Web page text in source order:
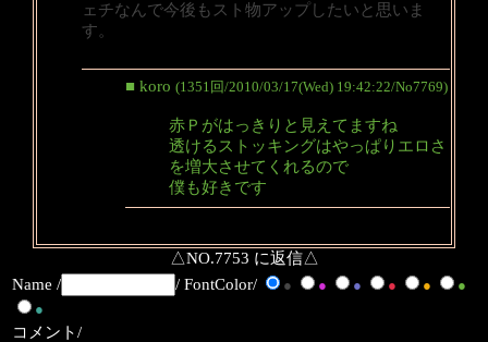
ェチなんで今後もスト物アップしたいと思いま
す。
■ koro (1351回/2010/03/17(Wed) 19:42:22/No7769)
赤Ｐがはっきりと見えてますね
透けるストッキングはやっぱりエロさ
を増大させてくれるので
僕も好きです
△NO.7753 に返信△
Name /
/ FontColor/ ● ● ● ● ●
●
●
コメント/